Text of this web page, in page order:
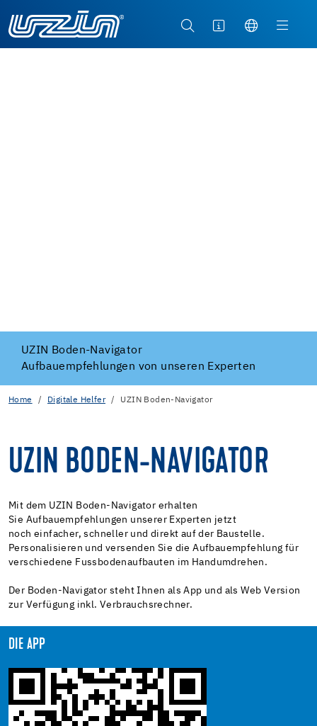
UZIN Boden-Navigator
Aufbauempfehlungen von unseren Experten
Home Digitale Helfer UZIN Boden-Navigator
UZIN BODEN-NAVIGATOR
Mit dem UZIN Boden-Navigator erhalten
Sie Aufbauempfehlungen unserer Experten jetzt
noch einfacher, schneller und direkt auf der Baustelle.
Personalisieren und versenden Sie die Aufbauempfehlung für
verschiedene Fussbodenaufbauten im Handumdrehen.
Der Boden-Navigator steht Ihnen als App und als Web Version
zur Verfügung inkl. Verbrauchsrechner.
DIE APP